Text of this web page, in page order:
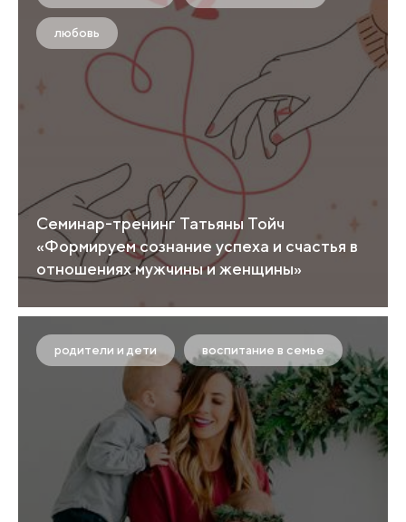
любовь
Семинар-тренинг Татьяны Тойч
«Формируем сознание успеха и счастья в
отношениях мужчины и женщины»
родители и дети воспитание в семье